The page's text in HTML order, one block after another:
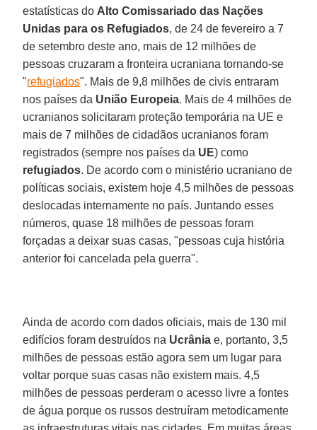
estatísticas do Alto Comissariado das Nações
Unidas para os Refugiados, de 24 de fevereiro a 7
de setembro deste ano, mais de 12 milhões de
pessoas cruzaram a fronteira ucraniana tornando-se
"refugiados". Mais de 9,8 milhões de civis entraram
nos países da União Europeia. Mais de 4 milhões de
ucranianos solicitaram proteção temporária na UE e
mais de 7 milhões de cidadãos ucranianos foram
registrados (sempre nos países da UE) como
refugiados. De acordo com o ministério ucraniano de
políticas sociais, existem hoje 4,5 milhões de pessoas
deslocadas internamente no país. Juntando esses
números, quase 18 milhões de pessoas foram
forçadas a deixar suas casas, "pessoas cuja história
anterior foi cancelada pela guerra".
Ainda de acordo com dados oficiais, mais de 130 mil
edifícios foram destruídos na Ucrânia e, portanto, 3,5
milhões de pessoas estão agora sem um lugar para
voltar porque suas casas não existem mais. 4,5
milhões de pessoas perderam o acesso livre a fontes
de água porque os russos destruíram metodicamente